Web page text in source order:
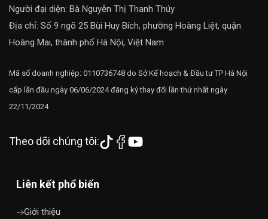
Người đại diện: Bà Nguyễn Thị Thanh Thúy
Địa chỉ: Số 9 ngõ 25 Bùi Huy Bích, phường Hoàng Liệt, quận
Hoàng Mai, thành phố Hà Nội, Việt Nam
Mã số doanh nghiệp: 0110736748 do Sở Kế hoạch & Đầu tư TP Hà Nội
cấp lần đầu ngày 06/06/2024 đăng ký thay đổi lần thứ nhất ngày
22/11/2024
Theo dõi chúng tôi:
Liên kết phổ biến
Giới thiệu